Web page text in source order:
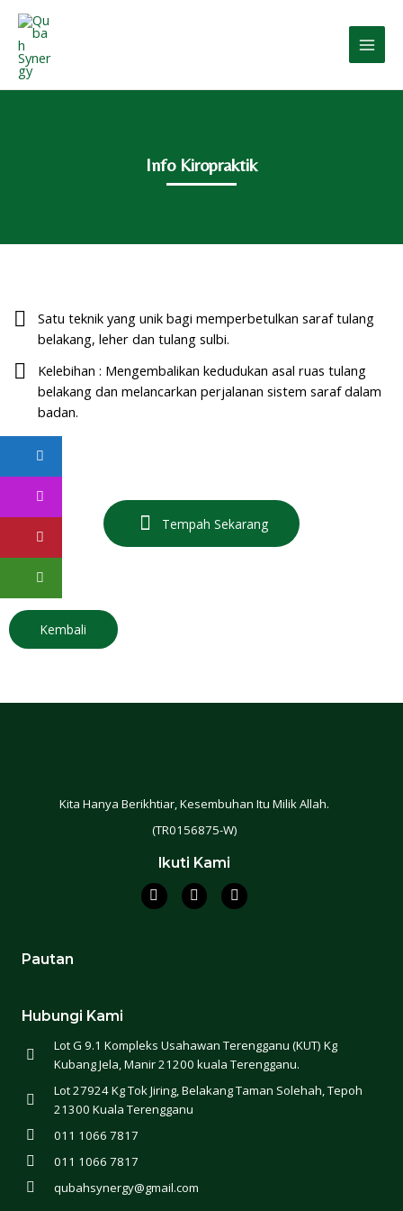
Info Kiropraktik
Satu teknik yang unik bagi memperbetulkan saraf tulang
belakang, leher dan tulang sulbi.
Kelebihan : Mengembalikan kedudukan asal ruas tulang
belakang dan melancarkan perjalanan sistem saraf dalam
badan.
Tempah Sekarang
Kita Hanya Berikhtiar, Kesembuhan Itu Milik Allah.
(TR0156875-W)
Ikuti Kami
Pautan
Hubungi Kami
Lot G 9.1 Kompleks Usahawan Terengganu (KUT) Kg
Kubang Jela, Manir 21200 kuala Terengganu.
Lot 27924 Kg Tok Jiring, Belakang Taman Solehah, Tepoh
21300 Kuala Terengganu
011 1066 7817
011 1066 7817
qubahsynergy@gmail.com